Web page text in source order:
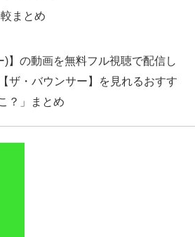
まとめ
】の動画を無料フル視聴で配信し
ザ・バウンサー】を見れるおすす
？」まとめ